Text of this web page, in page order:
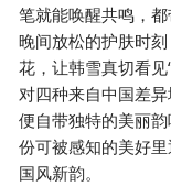
笔就能唤醒共鸣，
晚间放松的护肤时
花，让韩雪真切看
对四种来自中国差异
便自带独特的美丽
份可被感知的美好里
国风新韵。